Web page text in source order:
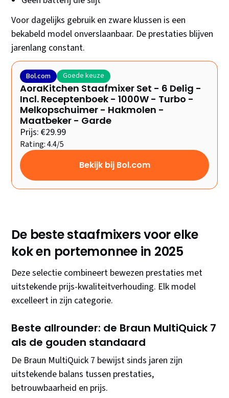
Voor dagelijks gebruik en zware klussen is een
bekabeld model onverslaanbaar. De prestaties blijven
jarenlang constant.
Bol.com Goede keuze
AoraKitchen Staafmixer Set - 6 Delig -
Incl. Receptenboek - 1000W - Turbo -
Melkopschuimer - Hakmolen -
Maatbeker - Garde
Prijs: €29.99
Rating: 4.4/5
Bekijk bij Bol.com
De beste staafmixers voor elke
kok en portemonnee in 2025
Deze selectie combineert bewezen prestaties met
uitstekende prijs-kwaliteitverhouding. Elk model
excelleert in zijn categorie.
Beste allrounder: de Braun MultiQuick 7
als de gouden standaard
De Braun MultiQuick 7 bewijst sinds jaren zijn
uitstekende balans tussen prestaties,
betrouwbaarheid en prijs.